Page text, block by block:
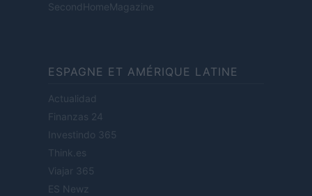
SecondHomeMagazine
ESPAGNE ET AMÉRIQUE LATINE
Actualidad
Finanzas 24
Investindo 365
Think.es
Viajar 365
ES Newz